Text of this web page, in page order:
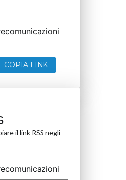
COPIA LINK
il link RSS negli